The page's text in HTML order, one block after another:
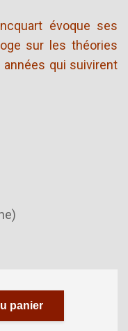
évoque ses
sur les théories
qui suivirent
panier